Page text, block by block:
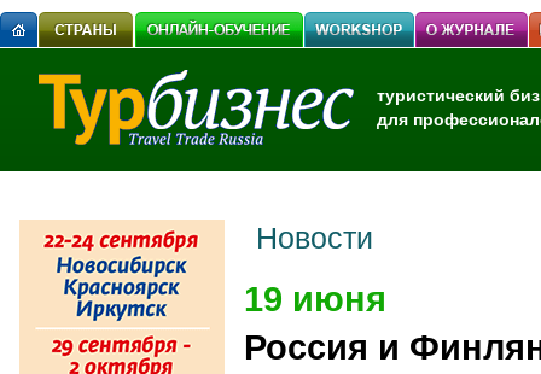
туристический
для
Новости
19 июня
Россия и